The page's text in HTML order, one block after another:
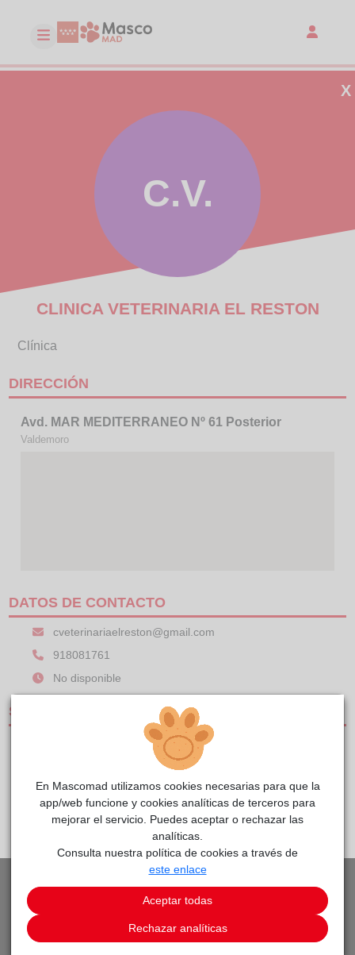
X
C.V.
CLINICA VETERINARIA EL RESTON
Clínica
DIRECCIÓN
Avd. MAR MEDITERRANEO Nº 61 Posterior
Valdemoro
DATOS DE CONTACTO
cveterinariaelreston@gmail.com
918081761
No disponible
SERVICIOS
CLÍNICAS DE PEQUEÑOS ANIMALES
PEDIR CITA VOLVER A LISTADO DE CLÍNICAS
En Mascomad utilizamos cookies necesarias para que la
app/web funcione y cookies analíticas de terceros para
mejorar el servicio. Puedes aceptar o rechazar las
analíticas.
Consulta nuestra política de cookies a través de
este enlace
Aceptar todas
Rechazar analíticas